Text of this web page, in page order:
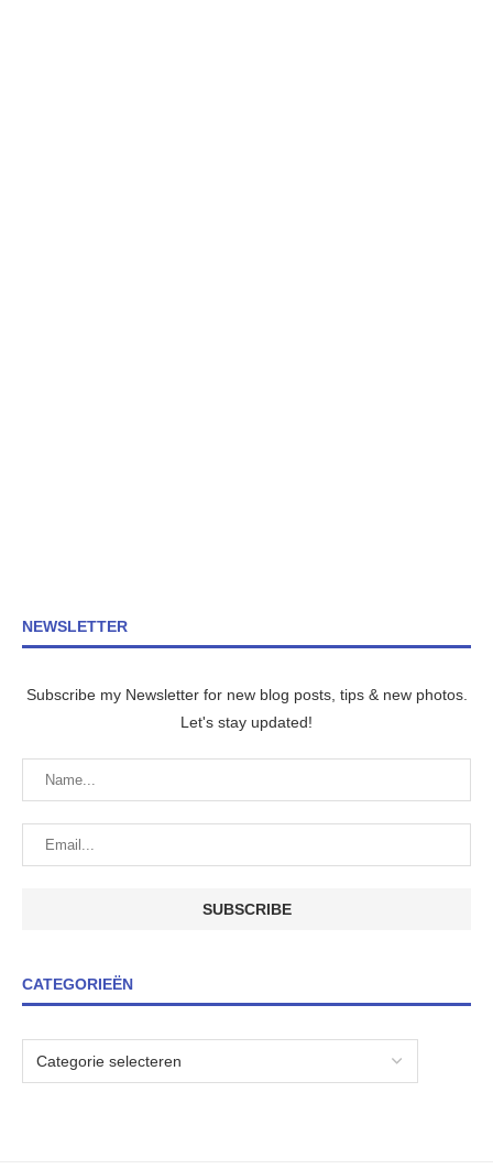
NEWSLETTER
Subscribe my Newsletter for new blog posts, tips & new photos.
Let's stay updated!
CATEGORIEËN